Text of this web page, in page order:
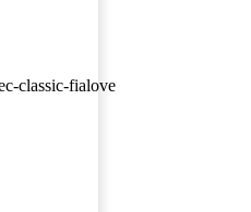
classic-fialove